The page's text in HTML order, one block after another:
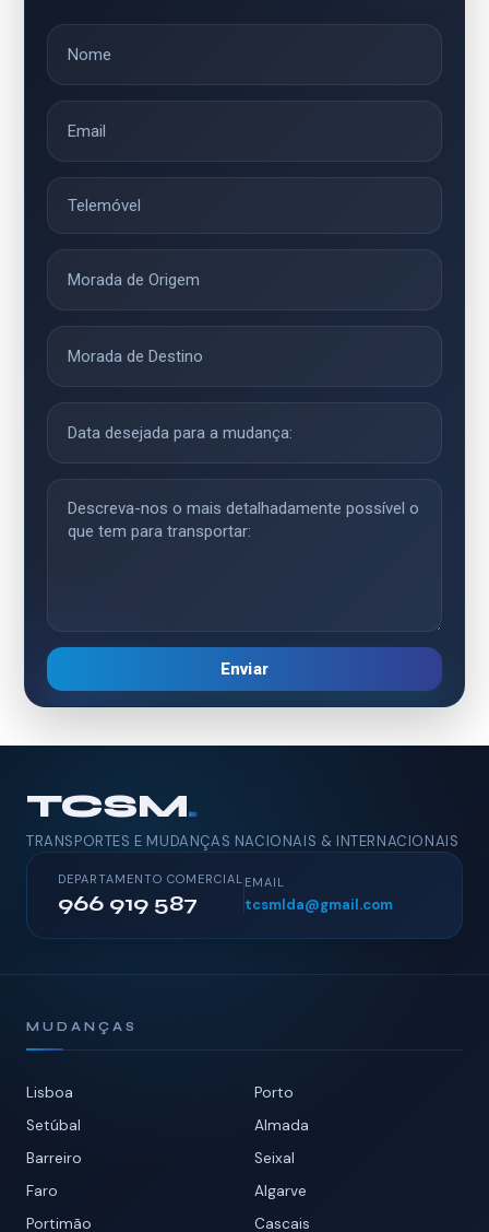
Enviar
TCSM.
TRANSPORTES E MUDANÇAS NACIONAIS & INTERNACIONAIS
DEPARTAMENTO COMERCIAL
966 919 587
EMAIL
tcsmlda@gmail.com
MUDANÇAS
Lisboa
Porto
Setúbal
Almada
Barreiro
Seixal
Faro
Algarve
Portimão
Cascais